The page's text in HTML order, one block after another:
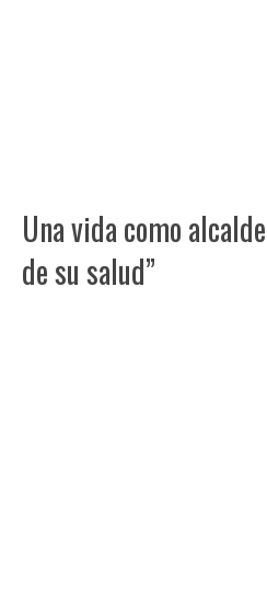
Una vida como
de su salud”